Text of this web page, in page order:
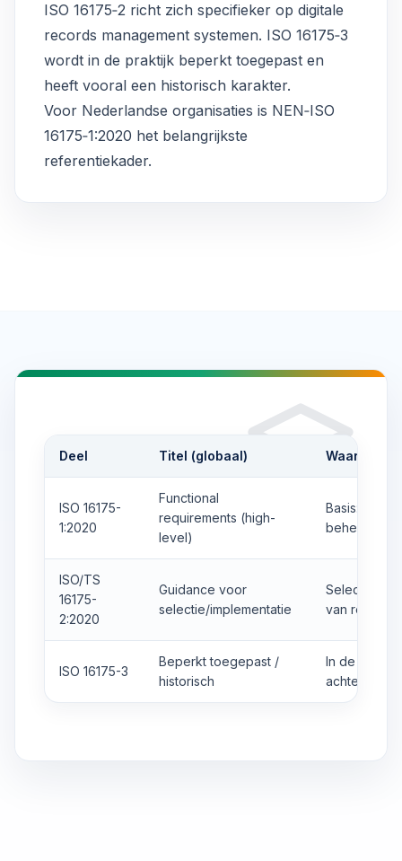
ISO 16175‑2 richt zich specifieker op digitale
records management systemen. ISO 16175‑3
wordt in de praktijk beperkt toegepast en
heeft vooral een historisch karakter.
Voor Nederlandse organisaties is NEN‑ISO
16175‑1:2020 het belangrijkste
referentiekader.
Deel Titel (globaal) Waarvoor
ISO 16175-
1:2020
Functional
requirements (high-
level)
Basis:
beheert
ISO/TS
16175-
2:2020
Guidance voor
selectie/implementatie
Selectie,
van
ISO 16175-3
Beperkt toegepast /
historisch
In de